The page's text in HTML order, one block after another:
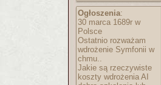
Ogłoszenia:
30 marca 1689r w
Polsce
Ostatnio rozważam
wdrożenie Symfonii w
chmu..
Jakie są rzeczywiste
koszty wdrożenia AI